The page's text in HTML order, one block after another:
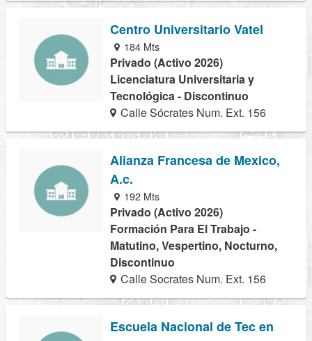
Centro Universitario Vatel
184 Mts
Privado (Activo 2026)
Licenciatura Universitaria y
Tecnológica - Discontinuo
Calle Sócrates Num. Ext. 156
Alianza Francesa de Mexico,
A.c.
192 Mts
Privado (Activo 2026)
Formación Para El Trabajo -
Matutino, Vespertino, Nocturno,
Discontinuo
Calle Socrates Num. Ext. 156
Escuela Nacional de Tec en